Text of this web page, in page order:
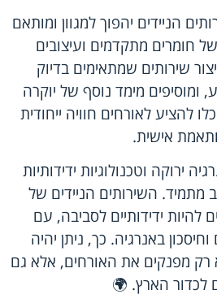
הניידים יהפוך למגוון ומותאם
חומרים מתקדמים ועיצובים
שירותים שמתאימים בדיוק
ומוסיפים מימד נוסף של יוקרה
להציע לאורחים חוויה ייחודית
אישית.
ירוקה וטכנולוגיות ידידותיות
מתמיד. השירותים הניידים של
להיות ידידותיים לסביבה, עם
באנרגיה. כך, ניתן יהיה
רק מפנקים את האורחים, אלא גם
לכדור הארץ. 🌍